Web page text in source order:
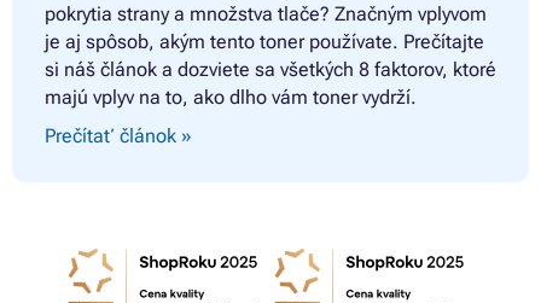
pokrytia strany a množstva tlače? Značným vplyvom
je aj spôsob, akým tento toner používate. Prečítajte
si náš článok a dozviete sa všetkých 8 faktorov, ktoré
majú vplyv na to, ako dlho vám toner vydrží.
Prečítať článok »